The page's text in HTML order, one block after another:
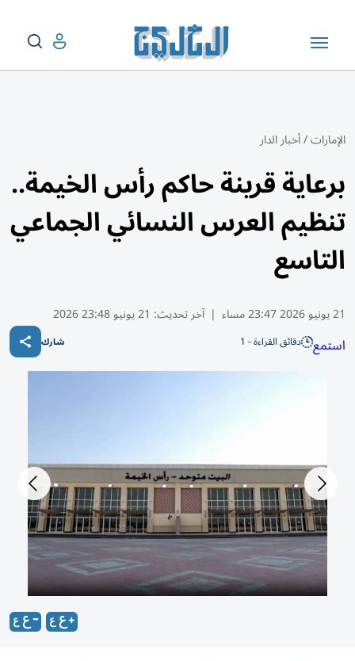
الإمارات/أخبار الدار
برعاية قرينة حاكم رأس الخيمة..
تنظيم العرس النسائي الجماعي
التاسع
21 يونيو 2026 23:47 مساء | آخر تحديث: 21 يونيو 23:48 2026
استمع دقائق القراءة - 1 شارك